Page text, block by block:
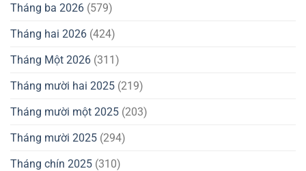
Tháng ba 2026 (579)
Tháng hai 2026 (424)
Tháng Một 2026 (311)
Tháng mười hai 2025 (219)
Tháng mười một 2025 (203)
Tháng mười 2025 (294)
Tháng chín 2025 (310)